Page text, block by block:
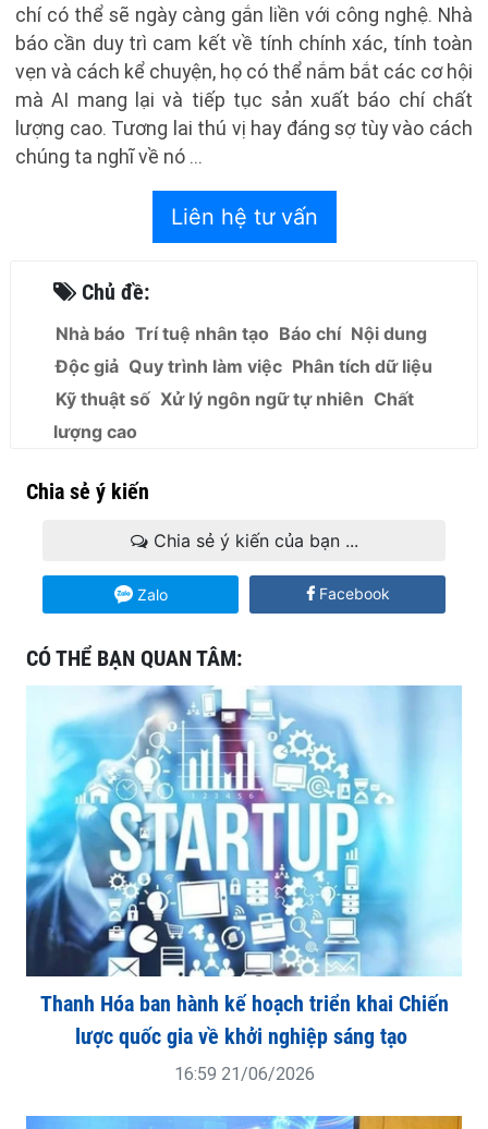
chí có thể sẽ ngày càng gắn liền với công nghệ. Nhà
báo cần duy trì cam kết về tính chính xác, tính toàn
vẹn và cách kể chuyện, họ có thể nắm bắt các cơ hội
mà AI mang lại và tiếp tục sản xuất báo chí chất
lượng cao. Tương lai thú vị hay đáng sợ tùy vào cách
chúng ta nghĩ về nó ...
Liên hệ tư vấn
Chủ đề:
Nhà báo Trí tuệ nhân tạo Báo chí Nội dung
Độc giả Quy trình làm việc Phân tích dữ liệu
Kỹ thuật số Xử lý ngôn ngữ tự nhiên Chất
lượng cao
Chia sẻ ý kiến
Chia sẻ ý kiến của bạn ...
Zalo Facebook
CÓ THỂ BẠN QUAN TÂM:
Thanh Hóa ban hành kế hoạch triển khai Chiến
lược quốc gia về khởi nghiệp sáng tạo
16:59 21/06/2026